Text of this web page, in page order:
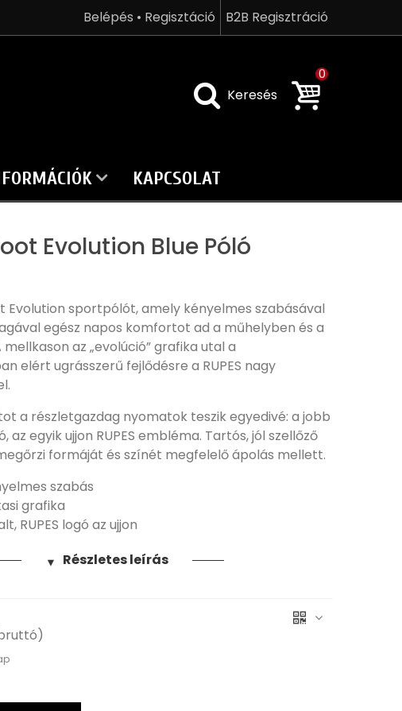
Belépés • Regisztáció B2B Regisztráció
Keresés
0
KAPCSOLAT
Evolution Blue Póló
Evolution sportpólót, amely kényelmes szabásával
egész napos komfortot ad a műhelyben és a
az „evolúció” grafika utal a
elért ugrásszerű fejlődésre a RUPES nagy
a részletgazdag nyomatok teszik egyedivé: a jobb
az egyik ujjon RUPES embléma. Tartós, jól szellőző
formáját és színét megfelelő ápolás mellett.
szabás
grafika
RUPES logó az ujjon
▼ Részletes leírás